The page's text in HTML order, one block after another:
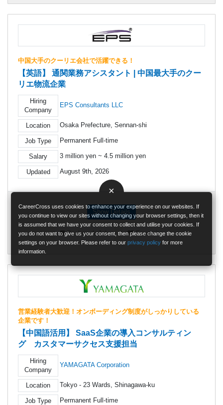
×
CareerCross uses cookies to enhance your experience on our websites. If
you continue to view our sites without changing your browser settings, then it
is assumed that we have your consent to collect and utilise your cookies. If
you do not want to give us your consent, then please change the cookie
settings on your browser. Please refer to ourprivacy policy for more
information.
中国大手のクーリエ会社で活躍できる！
【英語】 通関業務アシスタント | 中国最大手のクー
リエ物流企業
Hiring
Company
EPS Consultants LLC
Location Osaka Prefecture, Sennan-shi
Job Type Permanent Full-time
Salary 3 million yen ~ 4.5 million yen
Updated August 9th, 2026
Show Details
Bookmark Job Favourite
営業経験者大歓迎！オンボーディング制度がしっかりしている
企業です！
【中国語活用】 SaaS企業の導入コンサルティン
グ カスタマーサクセス支援担当
Hiring
Company
YAMAGATA Corporation
Location Tokyo - 23 Wards, Shinagawa-ku
Job Type Permanent Full-time